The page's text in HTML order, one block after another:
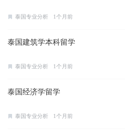
泰国专业分析 1个月前
泰国建筑学本科留学
泰国专业分析 1个月前
泰国经济学留学
泰国专业分析 1个月前